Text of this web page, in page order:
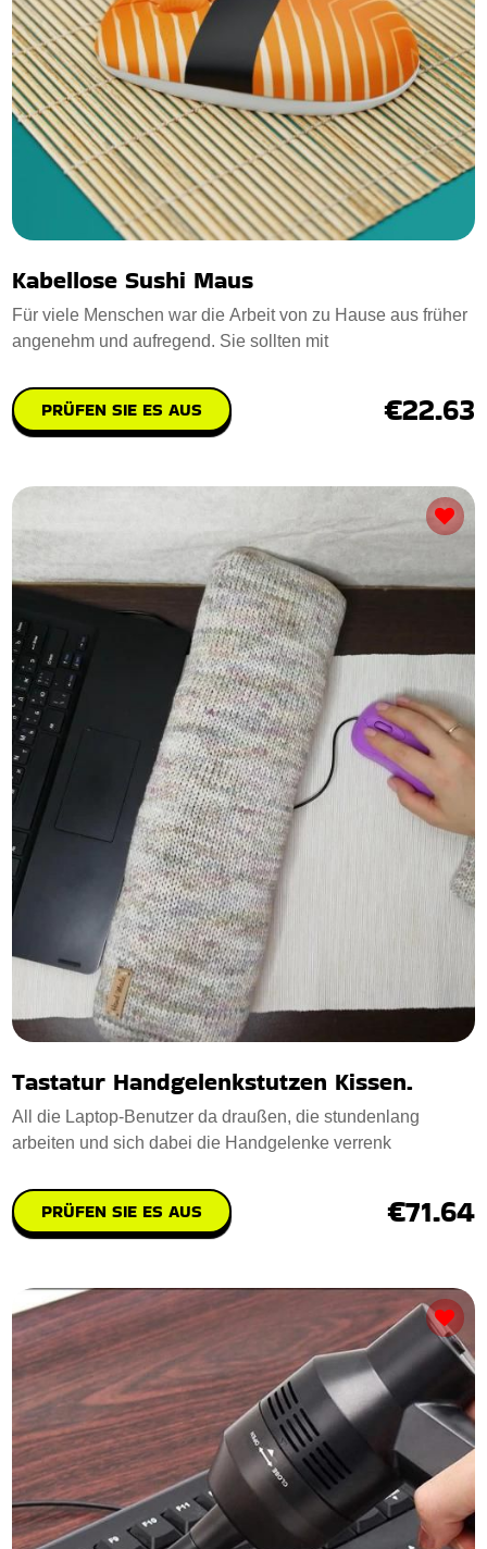
Kabellose Sushi Maus
Für viele Menschen war die Arbeit von zu Hause aus früher
angenehm und aufregend. Sie sollten mit
PRÜFEN SIE ES AUS €22.63
Tastatur Handgelenkstutzen Kissen.
All die Laptop-Benutzer da draußen, die stundenlang
arbeiten und sich dabei die Handgelenke verrenk
PRÜFEN SIE ES AUS €71.64